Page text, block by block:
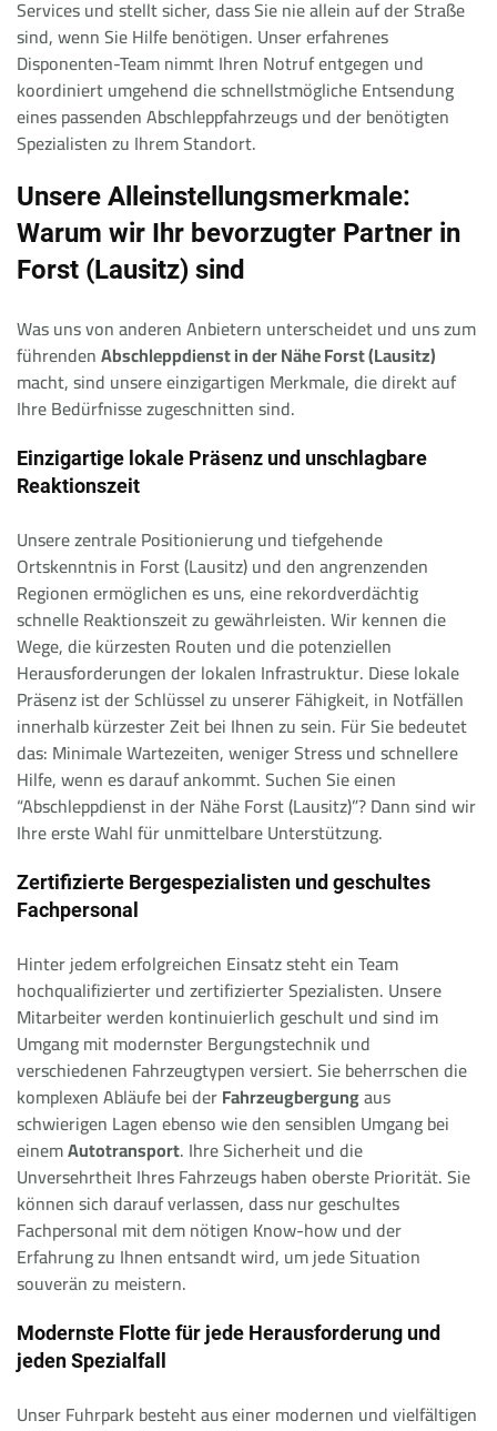
Services und stellt sicher, dass Sie nie allein auf der Straße
sind, wenn Sie Hilfe benötigen. Unser erfahrenes
Disponenten-Team nimmt Ihren Notruf entgegen und
koordiniert umgehend die schnellstmögliche Entsendung
eines passenden Abschleppfahrzeugs und der benötigten
Spezialisten zu Ihrem Standort.
Unsere Alleinstellungsmerkmale:
Warum wir Ihr bevorzugter Partner in
Forst (Lausitz) sind
Was uns von anderen Anbietern unterscheidet und uns zum
führendenAbschleppdienst in der Nähe Forst (Lausitz)
macht, sind unsere einzigartigen Merkmale, die direkt auf
Ihre Bedürfnisse zugeschnitten sind.
Einzigartige lokale Präsenz und unschlagbare
Reaktionszeit
Unsere zentrale Positionierung und tiefgehende
Ortskenntnis in Forst (Lausitz) und den angrenzenden
Regionen ermöglichen es uns, eine rekordverdächtig
schnelle Reaktionszeit zu gewährleisten. Wir kennen die
Wege, die kürzesten Routen und die potenziellen
Herausforderungen der lokalen Infrastruktur. Diese lokale
Präsenz ist der Schlüssel zu unserer Fähigkeit, in Notfällen
innerhalb kürzester Zeit bei Ihnen zu sein. Für Sie bedeutet
das: Minimale Wartezeiten, weniger Stress und schnellere
Hilfe, wenn es darauf ankommt. Suchen Sie einen
“Abschleppdienst in der Nähe Forst (Lausitz)”? Dann sind wir
Ihre erste Wahl für unmittelbare Unterstützung.
Zertifizierte Bergespezialisten und geschultes
Fachpersonal
Hinter jedem erfolgreichen Einsatz steht ein Team
hochqualifizierter und zertifizierter Spezialisten. Unsere
Mitarbeiter werden kontinuierlich geschult und sind im
Umgang mit modernster Bergungstechnik und
verschiedenen Fahrzeugtypen versiert. Sie beherrschen die
komplexen Abläufe bei derFahrzeugbergungaus
schwierigen Lagen ebenso wie den sensiblen Umgang bei
einemAutotransport. Ihre Sicherheit und die
Unversehrtheit Ihres Fahrzeugs haben oberste Priorität. Sie
können sich darauf verlassen, dass nur geschultes
Fachpersonal mit dem nötigen Know-how und der
Erfahrung zu Ihnen entsandt wird, um jede Situation
souverän zu meistern.
Modernste Flotte für jede Herausforderung und
jeden Spezialfall
Unser Fuhrpark besteht aus einer modernen und vielfältigen